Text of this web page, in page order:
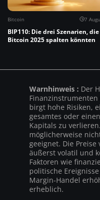
Bitcoin 7
BIP110: Die drei Szenarien, die
Bitcoin 2025 spalten könnten
Warnhinweis : Der
birgt hohe Risiken,
gesamtes oder
Kapitals zu
möglicherweise
geeignet. Die
äußerst volatil und
Faktoren wie
politische
Margin-Handel
erheblich.